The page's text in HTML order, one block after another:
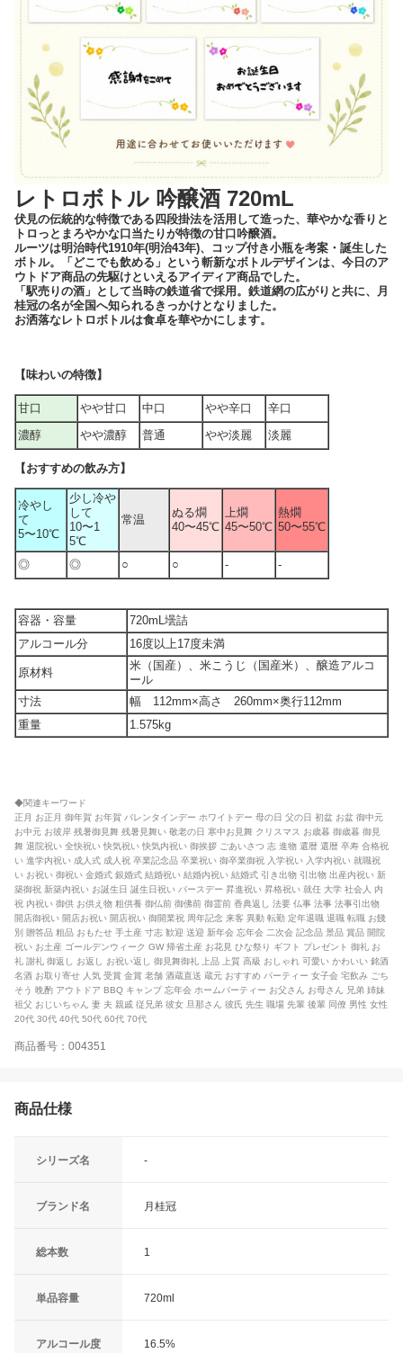
レトロボトル 吟醸酒 720mL
伏見の伝統的な特徴である四段掛法を活用して造った、華やかな香りと
トロっとまろやかな口当たりが特徴の甘口吟醸酒。
ルーツは明治時代1910年(明治43年)、コップ付き小瓶を考案・誕生した
ボトル。「どこでも飲める」という斬新なボトルデザインは、今日のア
ウトドア商品の先駆けといえるアイディア商品でした。
「駅売りの酒」として当時の鉄道省で採用。鉄道網の広がりと共に、月
桂冠の名が全国へ知られるきっかけとなりました。
お洒落なレトロボトルは食卓を華やかにします。
【味わいの特徴】
甘口 やや甘口 中口 やや辛口
辛口
濃醇
やや濃醇 普通 やや淡麗 淡麗
【おすすめの飲み方】
冷やし
て
5〜10℃
少し冷や
して
10〜1
5℃
常温
ぬる燗
40〜45℃
上燗
45〜50℃
熱燗
50〜55℃
◎ ◎ ○ ○ - -
容器・容量
720mL壜詰
アルコール分
16度以上17度未満
原材料
米（国産）、米こうじ（国産米）、醸造アルコ
ール
寸法
幅 112mm×高さ 260mm×奥行112mm
重量
1.575kg
◆関連キーワード
正月 お正月 御年賀 お年賀 バレンタインデー ホワイトデー 母の日 父の日 初盆 お盆 御中元
お中元 お彼岸 残暑御見舞 残暑見舞い 敬老の日 寒中お見舞 クリスマス お歳暮 御歳暮 御見
舞 退院祝い 全快祝い 快気祝い 快気内祝い 御挨拶 ごあいさつ 志 進物 還暦 還暦 卒寿 合格祝
い 進学内祝い 成人式 成人祝 卒業記念品 卒業祝い 御卒業御祝 入学祝い 入学内祝い 就職祝
い お祝い 御祝い 金婚式 銀婚式 結婚祝い 結婚内祝い 結婚式 引き出物 引出物 出産内祝い 新
築御祝 新築内祝い お誕生日 誕生日祝い バースデー 昇進祝い 昇格祝い 就任 大学 社会人 内
祝 内祝い 御供 お供え物 粗供養 御仏前 御佛前 御霊前 香典返し 法要 仏事 法事 法事引出物
開店御祝い 開店お祝い 開店祝い 御開業祝 周年記念 来客 異動 転勤 定年退職 退職 転職 お餞
別 贈答品 粗品 おもたせ 手土産 寸志 歓迎 送迎 新年会 忘年会 二次会 記念品 景品 賞品 開院
祝い お土産 ゴールデンウィーク GW 帰省土産 お花見 ひな祭り ギフト プレゼント 御礼 お
礼 謝礼 御返し お返し お祝い返し 御見舞御礼 上品 上質 高級 おしゃれ 可愛い かわいい 銘酒
名酒 お取り寄せ 人気 受賞 金賞 老舗 酒蔵直送 蔵元 おすすめ パーティー 女子会 宅飲み ごち
そう 晩酌 アウトドア BBQ キャンプ 忘年会 ホームパーティー お父さん お母さん 兄弟 姉妹
祖父 おじいちゃん 妻 夫 親戚 従兄弟 彼女 旦那さん 彼氏 先生 職場 先輩 後輩 同僚 男性 女性
20代 30代 40代 50代 60代 70代
商品番号：004351
商品仕様
シリーズ名 -
ブランド名 月桂冠
総本数 1
単品容量 720ml
アルコール度
16.5%